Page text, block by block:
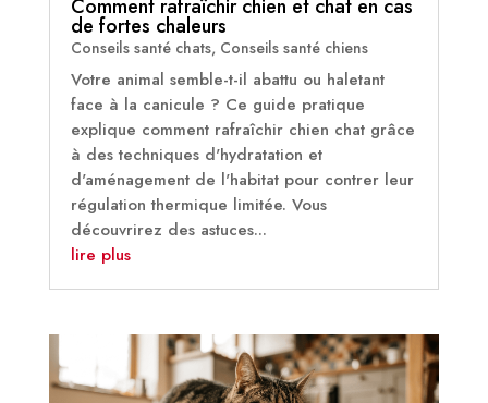
Comment rafraîchir chien et chat en cas
de fortes chaleurs
Conseils santé chats, Conseils santé chiens
Votre animal semble-t-il abattu ou haletant
face à la canicule ? Ce guide pratique
explique comment rafraîchir chien chat grâce
à des techniques d'hydratation et
d'aménagement de l'habitat pour contrer leur
régulation thermique limitée. Vous
découvrirez des astuces...
lire plus